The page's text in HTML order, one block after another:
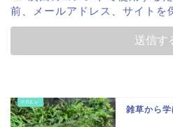
前、メールアドレス、サイトを
雑草から学